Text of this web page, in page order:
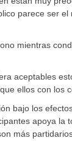
parece ser
mientras
aceptables
ellos con los
bajo los
apoya la
más